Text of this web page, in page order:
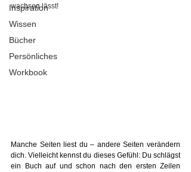
Inspiration
Wissen
Bücher
Persönliches
Workbook
wachsen lässt!
Manche Seiten liest du – andere Seiten verändern
dich. Vielleicht kennst du dieses Gefühl: Du schlägst
ein Buch auf und schon nach den ersten Zeilen